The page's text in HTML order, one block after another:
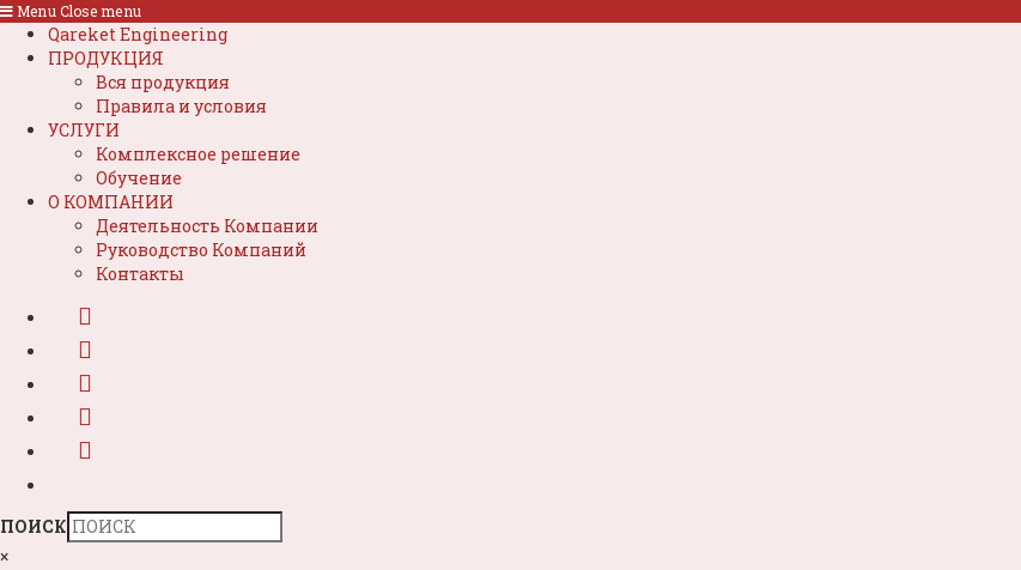
Menu Close menu
Qareket Engineering
ПРОДУКЦИЯ
Вся продукция
Правила и условия
УСЛУГИ
Комплексное решение
Обучение
О КОМПАНИИ
Деятельность Компании
Руководство Компаний
Контакты
ПОИСК
×